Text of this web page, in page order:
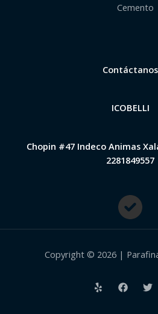
Cemento
Contáctanos
ICOBELLI
Chopin #47 Indeco Animas
2281849557
Copyright © 2026 |